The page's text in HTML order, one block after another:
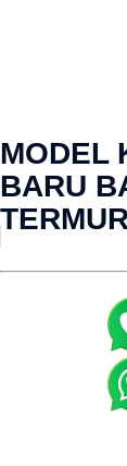
MODEL
BARU